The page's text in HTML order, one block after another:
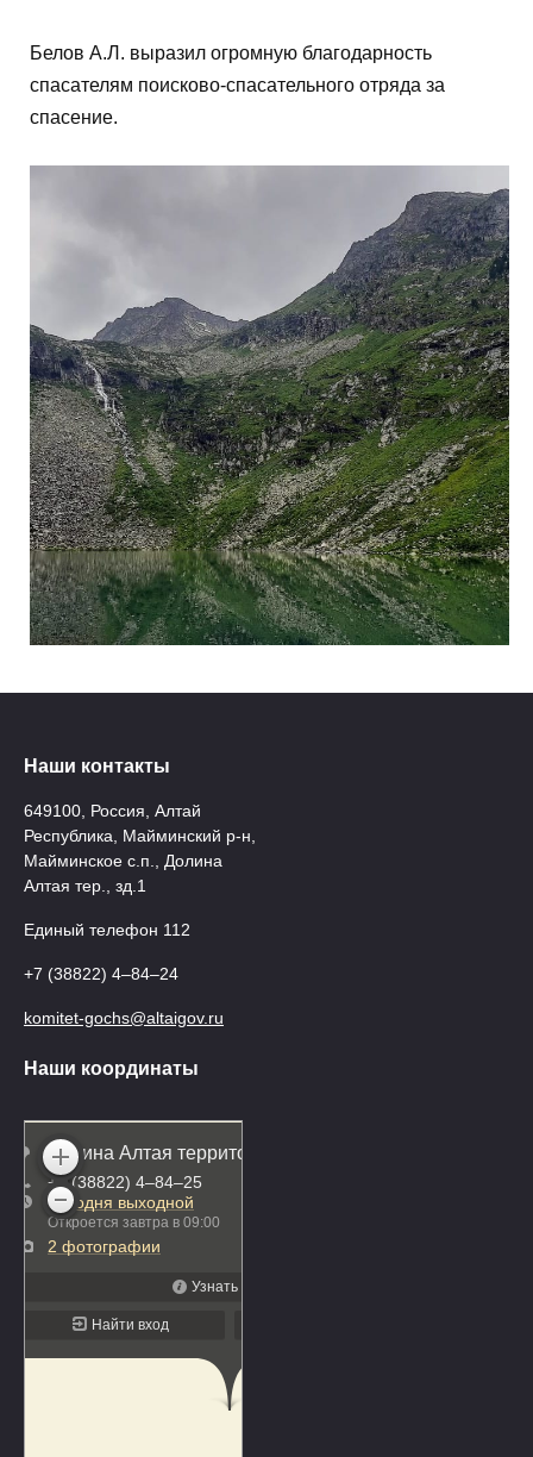
Белов А.Л. выразил огромную благодарность
спасателям поисково-спасательного отряда за
спасение.
Наши контакты
649100, Россия, Алтай
Республика, Майминский р-н,
Майминское с.п., Долина
Алтая тер., зд.1
Единый телефон 112
+7 (38822) 4‒84‒24
komitet-gochs@altaigov.ru
Наши координаты